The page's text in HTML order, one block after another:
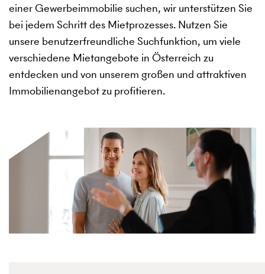
einer Gewerbeimmobilie suchen, wir unterstützen Sie
bei jedem Schritt des Mietprozesses. Nutzen Sie
unsere benutzerfreundliche Suchfunktion, um viele
verschiedene Mietangebote in Österreich zu
entdecken und von unserem großen und attraktiven
Immobilienangebot zu profitieren.